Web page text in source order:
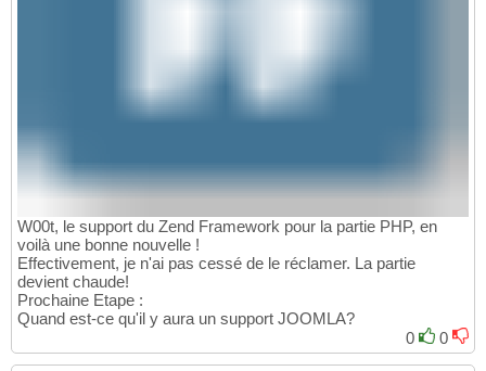
W00t, le support du Zend Framework pour la partie PHP, en
voilà une bonne nouvelle !
Effectivement, je n'ai pas cessé de le réclamer. La partie
devient chaude!
Prochaine Etape :
Quand est-ce qu'il y aura un support JOOMLA?
0
0